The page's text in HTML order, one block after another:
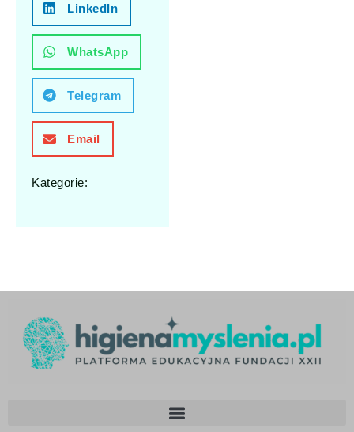
LinkedIn
WhatsApp
Telegram
Email
Kategorie: